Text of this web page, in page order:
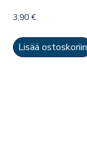
3,90€
Lisää ostoskoriin